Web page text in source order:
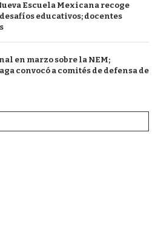
Escuela Mexicana recoge
educativos; docentes
en marzo sobre la NEM;
convocó a comités de defensa de